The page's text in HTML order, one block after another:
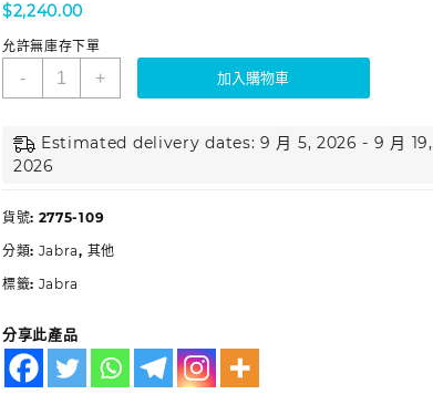
$2,240.00
允許無庫存下單
- + 加入購物車
Estimated delivery dates: 9 月 5, 2026 - 9 月 19,
2026
貨號: 2775-109
分類: Jabra, 其他
標籤: Jabra
分享此產品